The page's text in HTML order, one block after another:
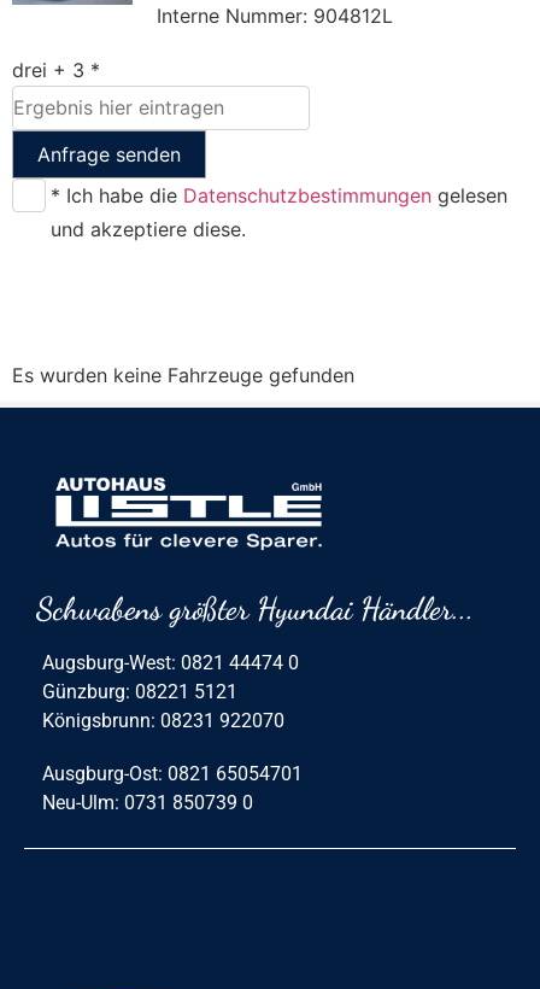
Interne Nummer: 904812L
drei + 3 *
Anfrage senden
* Ich habe die Datenschutzbestimmungen gelesen
und akzeptiere diese.
Es wurden keine Fahrzeuge gefunden
Schwabens größter Hyundai Händler...
Augsburg-West: 0821 44474 0
Günzburg: 08221 5121
Königsbrunn: 08231 922070
Ausgburg-Ost: 0821 65054701
Neu-Ulm: 0731 850739 0